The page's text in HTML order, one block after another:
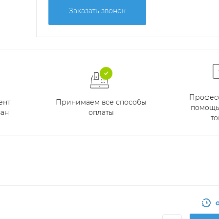
Заказать звонок
Принимаем все способы
оплаты